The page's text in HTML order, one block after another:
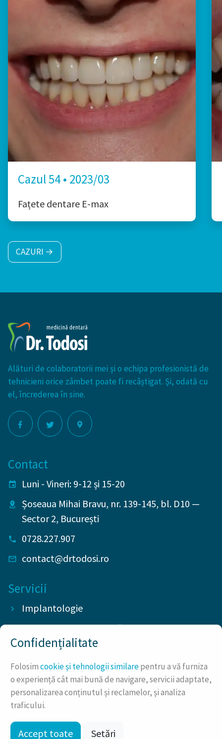
Cazul 54 • 2023/03
Fațete dentare E-max
CAZURI →
Alături de colaboratorii mei și o echipa profesionistă de
tehnicieni orice zâmbet poate fi recâștigat. Și, odată cu
el, încrederea în sine.
Contact
Luni - Vineri: 9-12 și 15-20
Șoseaua Mihai Bravu, nr. 139-145, bl. D10 —
Sector 2, București
0728.227.907
contact@drtodosi.ro
Servicii
Implantologie
Chirurgie stomatologică
Protetică dentară
Endodonție
Parodontologie
Confidențialitate
Folosimcookie și tehnologii similarepentru a vă furniza
o experiență cât mai bună de navigare, servicii adaptate,
personalizarea conținutul și reclamelor, și analiza
traficului.
Accept toate Setări